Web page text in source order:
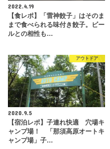
2022.4.19
【食レポ】「雷神餃子」はそのま
まで食べられる味付き餃子。ビー
ルとの相性も…
アウトドア
2020.9.5
【宿泊レポ】子連れ快適 穴場キ
ャンプ場！ 「那須高原オートキ
ャンプ場」子…